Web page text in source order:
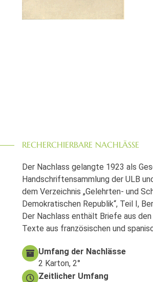
RECHERCHIERBARE NACHLÄSSE
Der Nachlass gelangte 1923 als
Handschriftensammlung der ULB
dem Verzeichnis „Gelehrten- und
Demokratischen Republik“, Teil I,
Der Nachlass enthält Briefe aus
Texte aus französischen und
Umfang der Nachlässe
2 Karton, 2°
Zeitlicher Umfang